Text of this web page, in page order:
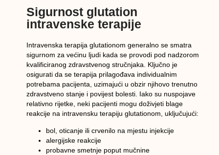
Sigurnost glutation
intravenske terapije
Intravenska terapija glutationom generalno se smatra
sigurnom za većinu ljudi kada se provodi pod nadzorom
kvalificiranog zdravstvenog stručnjaka. Ključno je
osigurati da se terapija prilagođava individualnim
potrebama pacijenta, uzimajući u obzir njihovo trenutno
zdravstveno stanje i povijest bolesti. Iako su nuspojave
relativno rijetke, neki pacijenti mogu doživjeti blage
reakcije na intravensku terapiju glutationom, uključujući:
bol, oticanje ili crvenilo na mjestu injekcije
alergijske reakcije
probavne smetnje poput mučnine